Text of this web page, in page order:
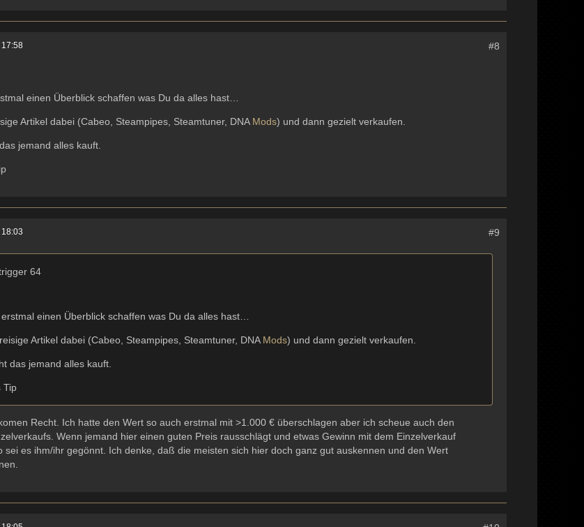
#8
einen Überblick schaffen was Du da alles hast…
Artikel dabei (Cabeo, Steampipes, Steamtuner, DNA Mods) und dann gezielt verkaufen.
jemand alles kauft.
#9
64
einen Überblick schaffen was Du da alles hast…
Artikel dabei (Cabeo, Steampipes, Steamtuner, DNA Mods) und dann gezielt verkaufen.
das jemand alles kauft.
Tip
Recht. Ich hatte den Wert so auch erstmal mit >1.000 € überschlagen aber ich scheue auch den
Wenn jemand hier einen guten Preis rausschlägt und etwas Gewinn mit dem Einzelverkauf
sei es ihm/ihr gegönnt. Ich denke, daß die meisten sich hier doch ganz gut auskennen und den Wert